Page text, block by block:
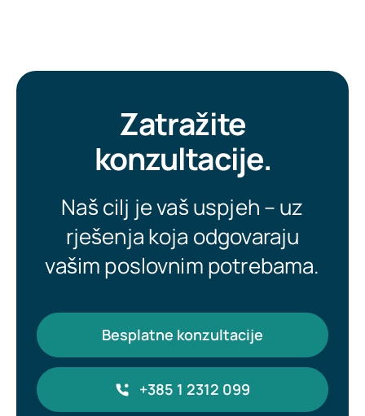
Zatražite
konzultacije.
Naš cilj je vaš uspjeh – uz
rješenja koja odgovaraju
vašim poslovnim potrebama.
Besplatne konzultacije
+385 1 2312 099